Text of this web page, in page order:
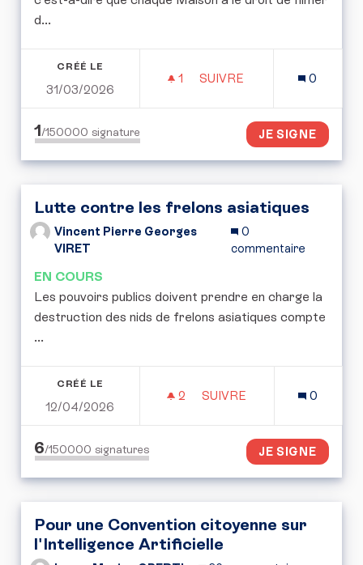
d...
CRÉÉ LE
31/03/2026
1 1 ABONNÉ
SUIVRE
0
1/150000 signature JE SIGNE
Lutte contre les frelons asiatiques
Vincent Pierre Georges
VIRET
0
commentaire
EN COURS
Les pouvoirs publics doivent prendre en charge la
destruction des nids de frelons asiatiques compte
...
CRÉÉ LE
12/04/2026
2 2 ABONNÉS
SUIVRE
0
6/150000 signatures JE SIGNE
Pour une Convention citoyenne sur
l'Intelligence Artificielle